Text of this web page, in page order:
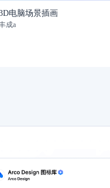
电脑场景插画
成a